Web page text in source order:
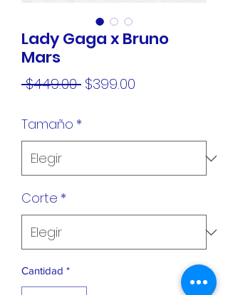
Lady Gaga x Bruno
Mars
$449.00 Precio
$399.00
Tamaño *
Corte *
Cantidad *